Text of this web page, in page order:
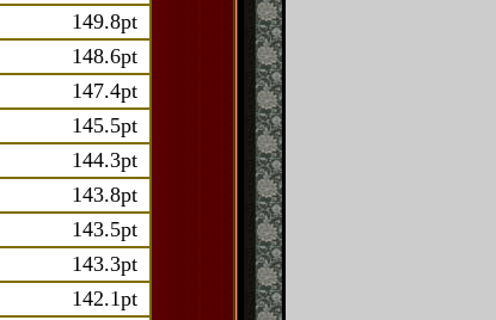
149.8pt
148.6pt
147.4pt
145.5pt
144.3pt
143.8pt
143.5pt
143.3pt
142.1pt